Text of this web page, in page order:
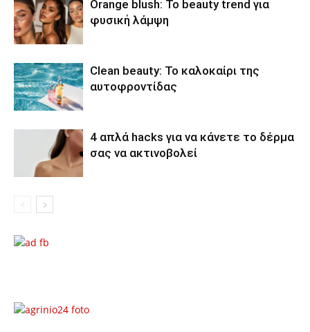
Orange blush: Το beauty trend για
φυσική λάμψη
Clean beauty: Το καλοκαίρι της
αυτοφροντίδας
4 απλά hacks για να κάνετε το δέρμα
σας να ακτινοβολεί